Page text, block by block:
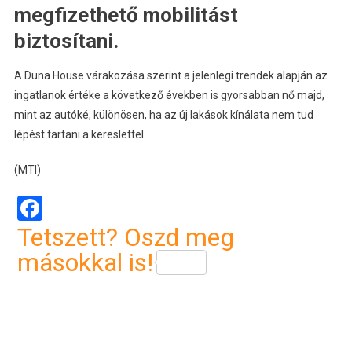
megfizethető mobilitást
biztosítani.
A Duna House várakozása szerint a jelenlegi trendek alapján az
ingatlanok értéke a következő években is gyorsabban nő majd,
mint az autóké, különösen, ha az új lakások kínálata nem tud
lépést tartani a kereslettel.
(MTI)
Tetszett? Oszd meg
másokkal is!